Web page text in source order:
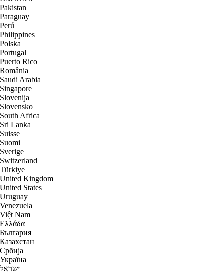
Pakistan
Paraguay
Perú
Philippines
Polska
Portugal
Puerto Rico
România
Saudi Arabia
Singapore
Slovenija
Slovensko
South Africa
Sri Lanka
Suisse
Suomi
Sverige
Switzerland
Türkiye
United Kingdom
United States
Uruguay
Venezuela
Việt Nam
Ελλάδα
България
Казахстан
Србија
Україна
ישראל